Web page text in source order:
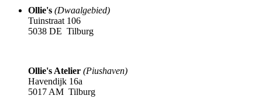
Ollie's (Dwaalgebied)
Tuinstraat 106
5038 DE Tilburg
Ollie's Atelier (Piushaven)
Havendijk 16a
5017 AM Tilburg